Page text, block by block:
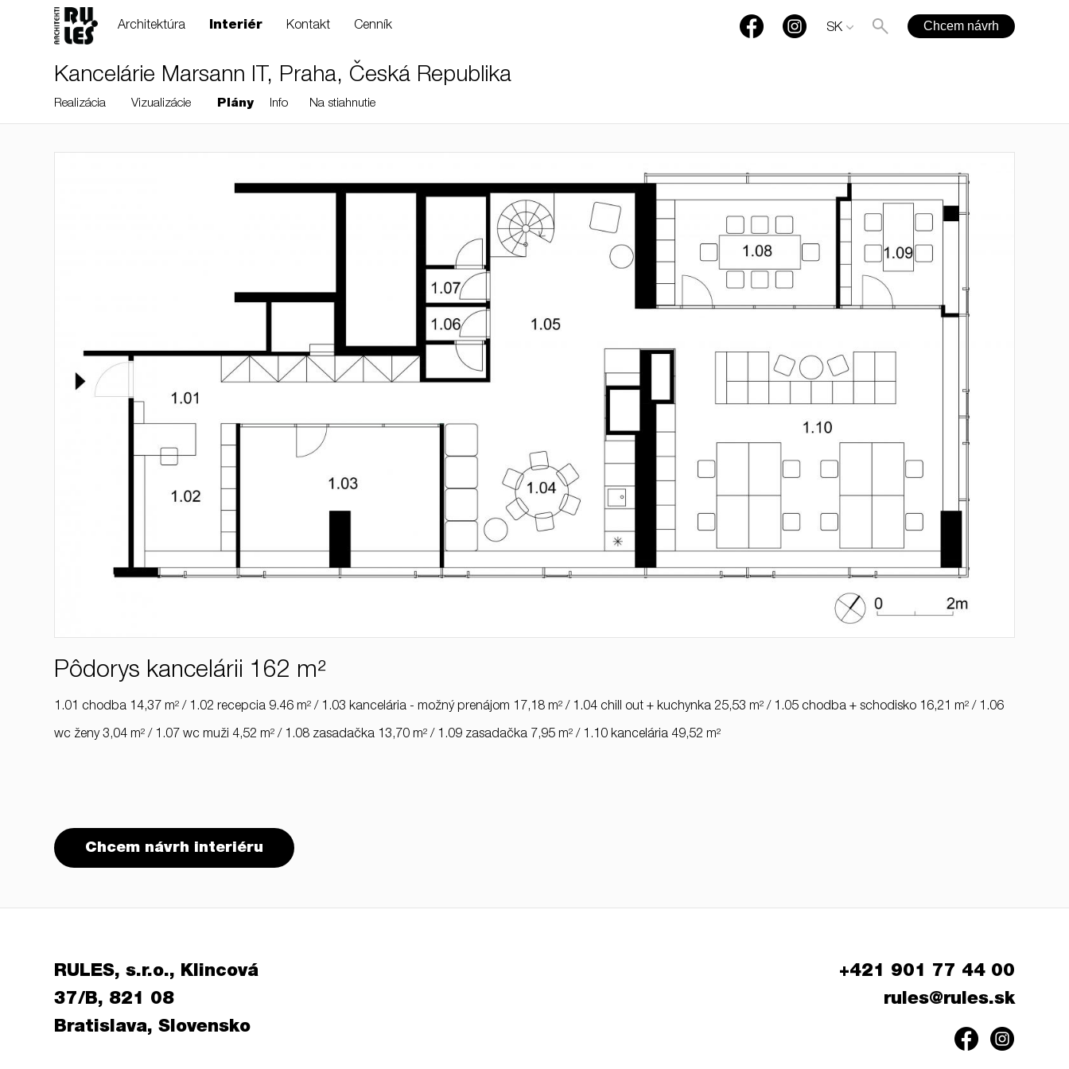
Architektúra Interiér Kontakt Cenník SK Chcem návrh
Kancelárie Marsann IT, Praha, Česká Republika
Realizácia Vizualizácie Plány Info Na stiahnutie
Pôdorys kancelárii 162 m²
1.01 chodba 14,37 m² / 1.02 recepcia 9.46 m² / 1.03 kancelária - možný prenájom 17,18 m² / 1.04 chill out + kuchynka 25,53 m² / 1.05 chodba + schodisko 16,21 m² / 1.06
wc ženy 3,04 m² / 1.07 wc muži 4,52 m² / 1.08 zasadačka 13,70 m² / 1.09 zasadačka 7,95 m² / 1.10 kancelária 49,52 m²
Chcem návrh interiéru
RULES, s.r.o., Klincová
37/B, 821 08
Bratislava, Slovensko
+421 901 77 44 00
rules@rules.sk
RULES, s.r.o., Klincová
+421 901 77 44 00
rules@rules.sk
Blog
Časté otázky